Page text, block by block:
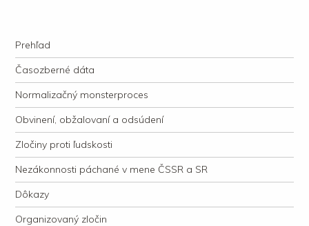
justície
Navigation
Skip to content
Prehľad
Časozberné dáta
Normalizačný monsterproces
Obvinení, obžalovaní a odsúdení
Zločiny proti ľudskosti
Nezákonnosti páchané v mene ČSSR a SR
Dôkazy
Organizovaný zločin